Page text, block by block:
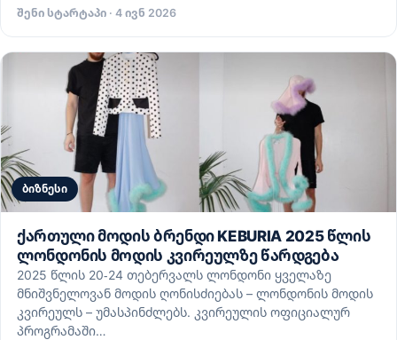
შენი სტარტაპი · 4 ივნ 2026
ბიზნესი
ქართული მოდის ბრენდი KEBURIA 2025 წლის
ლონდონის მოდის კვირეულზე წარდგება
2025 წლის 20-24 თებერვალს ლონდონი ყველაზე
მნიშვნელოვან მოდის ღონისძიებას – ლონდონის მოდის
კვირეულს – უმასპინძლებს. კვირეულის ოფიციალურ
პროგრამაში…